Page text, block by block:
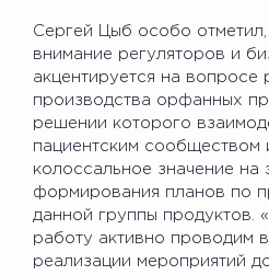
Сергей Цыб особо отметил,
внимание регуляторов и
акцентируется на вопросе
производства орфанных
решении которого
пациентским сообществом
колоссальное значение на
формирования планов по
данной группы продуктов.
работу активно проводим
реализации мероприятий